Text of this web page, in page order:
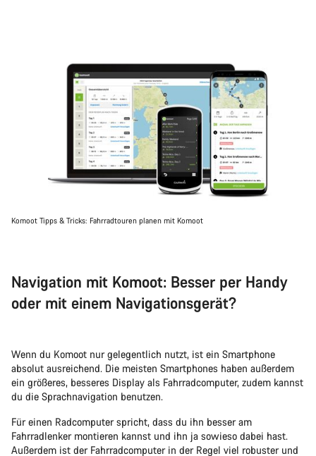
Komoot Tipps & Tricks: Fahrradtouren planen mit Komoot
Navigation mit Komoot: Besser per Handy
oder mit einem Navigationsgerät?
Wenn du Komoot nur gelegentlich nutzt, ist ein Smartphone
absolut ausreichend. Die meisten Smartphones haben außerdem
ein größeres, besseres Display als Fahrradcomputer, zudem kannst
du die Sprachnavigation benutzen.
Für einen Radcomputer spricht, dass du ihn besser am
Fahrradlenker montieren kannst und ihn ja sowieso dabei hast.
Außerdem ist der Fahrradcomputer in der Regel viel robuster und